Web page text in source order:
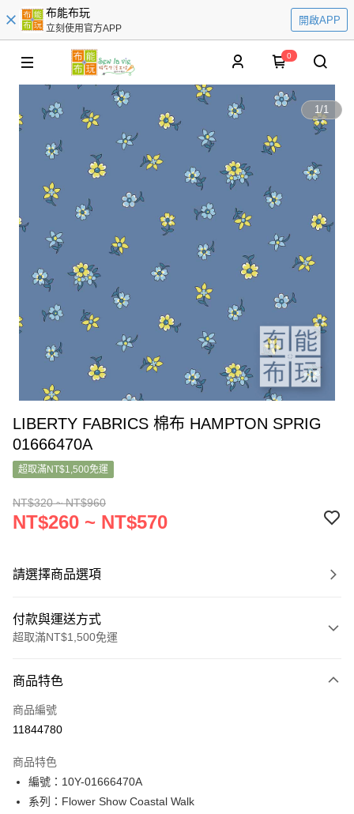
布能布玩
立刻使用官方APP
開啟APP
0
1/1
LIBERTY FABRICS 棉布 HAMPTON SPRIG
01666470A
超取滿NT$1,500免運
NT$320 ~ NT$960
NT$260 ~ NT$570
請選擇商品選項
付款與運送方式
超取滿NT$1,500免運
信用卡一次付款
超商取貨付款
Apple Pay
街口支付
商品特色
商品編號
11844780
商品特色
編號：10Y-01666470A
系列：Flower Show Coastal Walk